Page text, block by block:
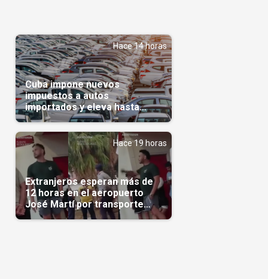
Hace 14 horas
Cuba impone nuevos
impuestos a autos
importados y eleva hasta
5.000 dólares el gravamen
para vehículos de alta gama
Hace 19 horas
Extranjeros esperan más de
12 horas en el aeropuerto
José Martí por transporte
reservado semanas